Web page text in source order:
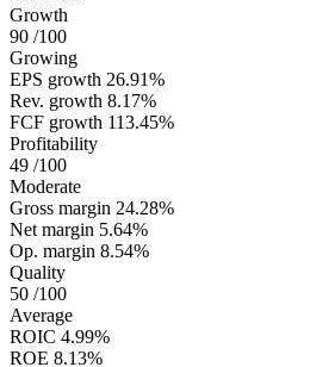
Growth
90 /100
Growing
EPS growth 26.91%
Rev. growth 8.17%
FCF growth 113.45%
Profitability
49 /100
Moderate
Gross margin 24.28%
Net margin 5.64%
Op. margin 8.54%
Quality
50 /100
Average
ROIC 4.99%
ROE 8.13%